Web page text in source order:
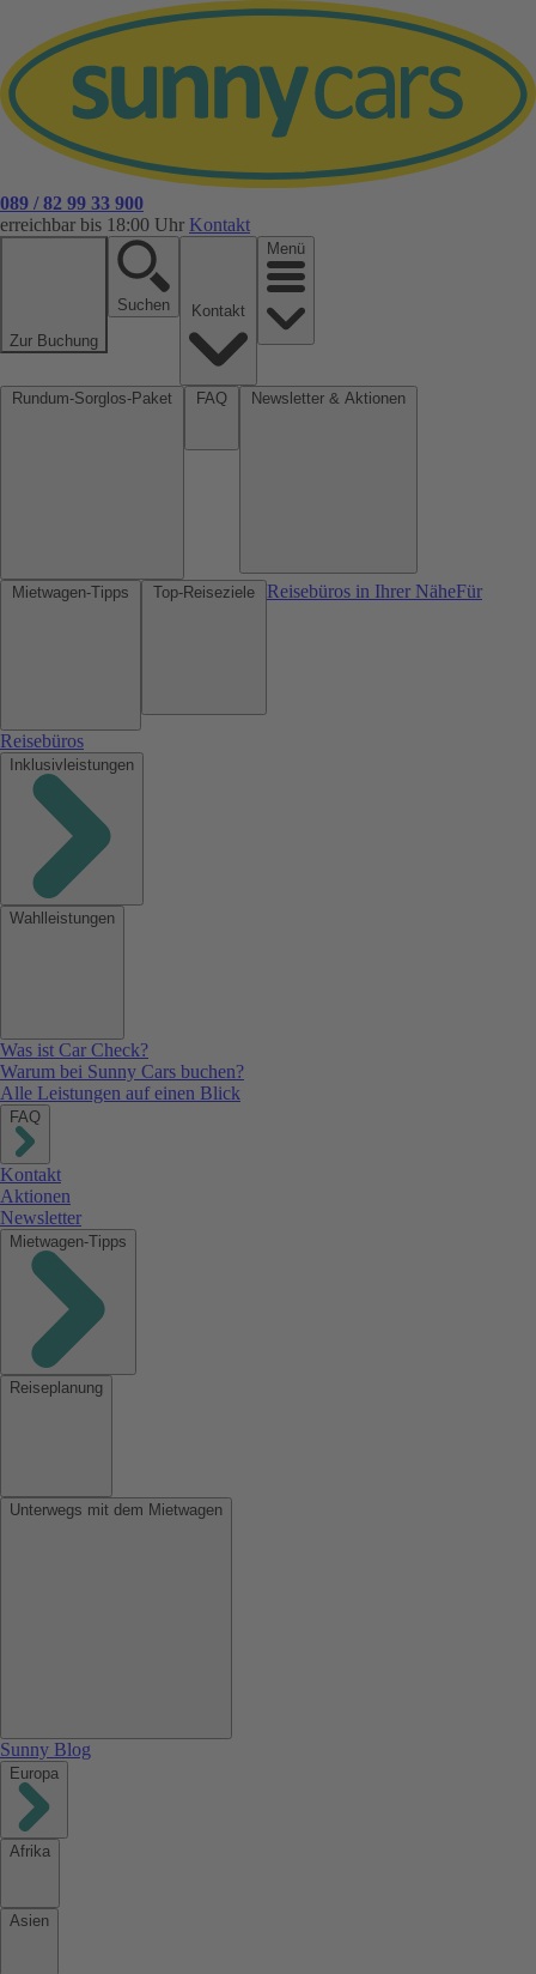
089 / 82 99 33 900
erreichbar bis 18:00 Uhr Kontakt
Zur Buchung
Suchen
Menü
Reisebüros in Ihrer NäheFür
Reisebüros
Inklusivleistungen
Wahlleistungen
Was ist Car Check?
Warum bei Sunny Cars buchen?
Alle Leistungen auf einen Blick
FAQ
Kontakt
Aktionen
Newsletter
Mietwagen-Tipps
Reiseplanung
Unterwegs mit dem Mietwagen
Sunny Blog
Europa
Afrika
Asien